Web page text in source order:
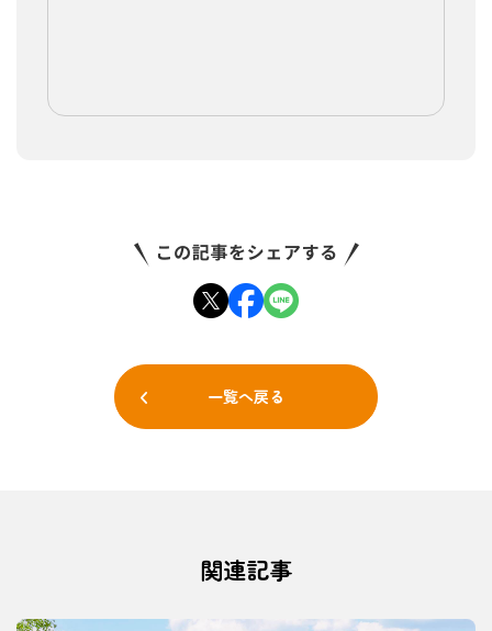
一覧へ戻る
関連記事